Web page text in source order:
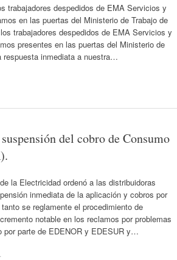
trabajadores despedidos de EMA Servicios y
en las puertas del Ministerio de Trabajo de
trabajadores despedidos de EMA Servicios y
presentes en las puertas del Ministerio de
respuesta inmediata a nuestra…
del cobro de Consumo
la Electricidad ordenó a las distribuidoras
inmediata de la aplicación y cobros por
se reglamente el procedimiento de
notable en los reclamos por problemas
por parte de EDENOR y EDESUR y…